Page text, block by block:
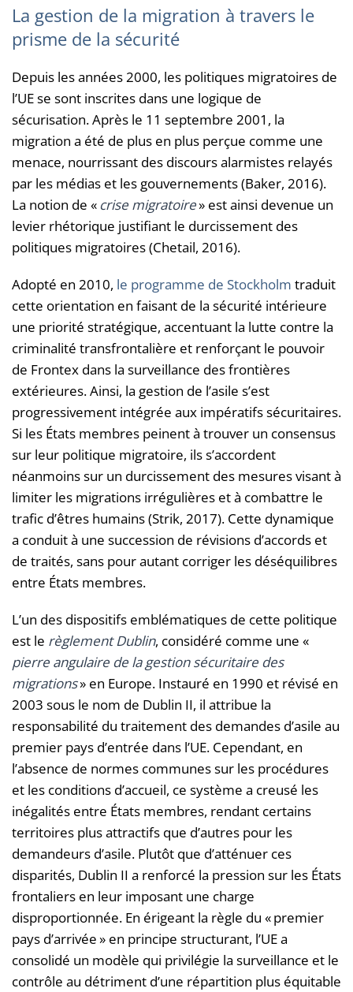
La gestion de la migration à travers le
prisme de la sécurité
Depuis les années 2000, les politiques migratoires de
l’UE se sont inscrites dans une logique de
sécurisation. Après le 11 septembre 2001, la
migration a été de plus en plus perçue comme une
menace, nourrissant des discours alarmistes relayés
par les médias et les gouvernements (Baker, 2016).
La notion de « crise migratoire» est ainsi devenue un
levier rhétorique justifiant le durcissement des
politiques migratoires (Chetail, 2016).
Adopté en 2010, le programme de Stockholm traduit
cette orientation en faisant de la sécurité intérieure
une priorité stratégique, accentuant la lutte contre la
criminalité transfrontalière et renforçant le pouvoir
de Frontex dans la surveillance des frontières
extérieures. Ainsi, la gestion de l’asile s’est
progressivement intégrée aux impératifs sécuritaires.
Si les États membres peinent à trouver un consensus
sur leur politique migratoire, ils s’accordent
néanmoins sur un durcissement des mesures visant à
limiter les migrations irrégulières et à combattre le
trafic d’êtres humains (Strik, 2017). Cette dynamique
a conduit à une succession de révisions d’accords et
de traités, sans pour autant corriger les déséquilibres
entre États membres.
L’un des dispositifs emblématiques de cette politique
est le règlement Dublin, considéré comme une «
pierre angulaire de la gestion sécuritaire des
migrations» en Europe. Instauré en 1990 et révisé en
2003 sous le nom de Dublin II, il attribue la
responsabilité du traitement des demandes d’asile au
premier pays d’entrée dans l’UE. Cependant, en
l’absence de normes communes sur les procédures
et les conditions d’accueil, ce système a creusé les
inégalités entre États membres, rendant certains
territoires plus attractifs que d’autres pour les
demandeurs d’asile. Plutôt que d’atténuer ces
disparités, Dublin II a renforcé la pression sur les États
frontaliers en leur imposant une charge
disproportionnée. En érigeant la règle du « premier
pays d’arrivée » en principe structurant, l’UE a
consolidé un modèle qui privilégie la surveillance et le
contrôle au détriment d’une répartition plus équitable